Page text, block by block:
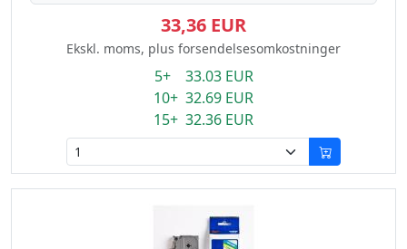
33,36 EUR
Ekskl. moms, plus forsendelsesomkostninger
5+ 33.03 EUR
10+ 32.69 EUR
15+ 32.36 EUR